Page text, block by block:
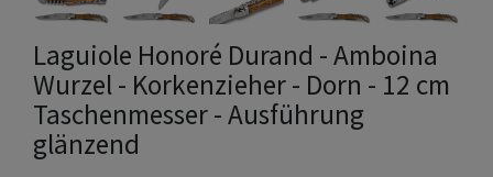
Laguiole Honoré Durand - Amboina
Wurzel - Korkenzieher - Dorn - 12 cm
Taschenmesser - Ausführung
glänzend